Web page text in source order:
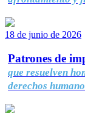
18 de junio de 2026
Patrones de
que resuelven
derechos